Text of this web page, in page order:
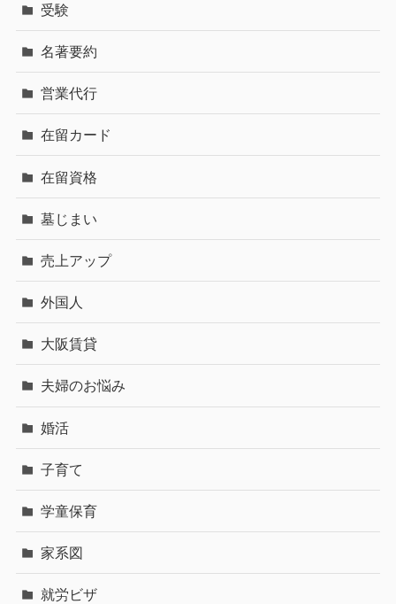
受験
名著要約
営業代行
在留カード
在留資格
墓じまい
売上アップ
外国人
大阪賃貸
夫婦のお悩み
婚活
子育て
学童保育
家系図
就労ビザ